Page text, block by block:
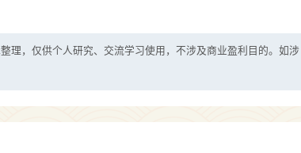
理，仅供个人研究、交流学习使用，不涉及商业盈利目的。如涉